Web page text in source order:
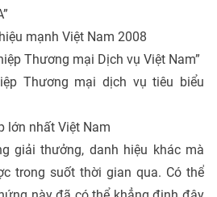
mạnh Việt Nam 2008
Thương mại Dịch vụ Việt Nam”
Thương mại dịch vụ tiêu biểu
lớn nhất Việt Nam
giải thưởng, danh hiệu khác mà
trong suốt thời gian qua. Có thể